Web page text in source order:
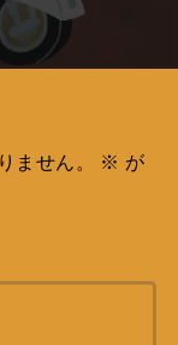
ません。 ※ が